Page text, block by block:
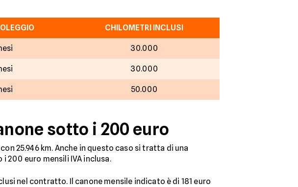
CHILOMETRI INCLUSI
30.000
30.000
50.000
sotto i 200 euro
25.946 km. Anche in questo caso si tratta di una
200 euro mensili IVA inclusa.
nel contratto. Il canone mensile indicato è di 181 euro